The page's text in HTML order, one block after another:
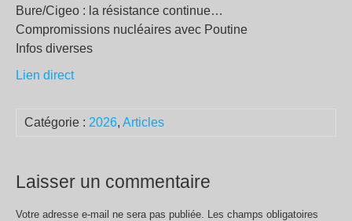
Bure/Cigeo : la résistance continue…
Compromissions nucléaires avec Poutine
Infos diverses
Lien direct
Catégorie : 2026, Articles
Laisser un commentaire
Votre adresse e-mail ne sera pas publiée.
Les champs obligatoires